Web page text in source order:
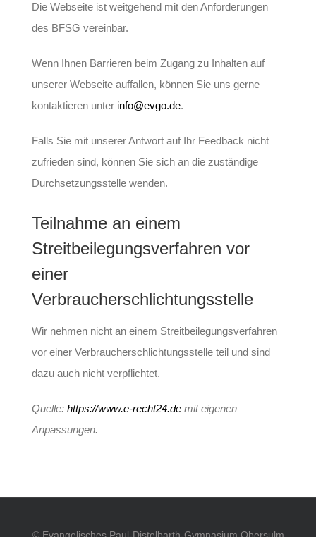
Die Webseite ist weitgehend mit den Anforderungen
des BFSG vereinbar.
Wenn Ihnen Barrieren beim Zugang zu Inhalten auf
unserer Webseite auffallen, können Sie uns gerne
kontaktieren unter info@evgo.de.
Falls Sie mit unserer Antwort auf Ihr Feedback nicht
zufrieden sind, können Sie sich an die zuständige
Durchsetzungsstelle wenden.
Teilnahme an einem
Streitbeilegungsverfahren vor
einer
Verbraucherschlichtungsstelle
Wir nehmen nicht an einem Streitbeilegungsverfahren
vor einer Verbraucherschlichtungsstelle teil und sind
dazu auch nicht verpflichtet.
Quelle: https://www.e-recht24.demit eigenen
Anpassungen.